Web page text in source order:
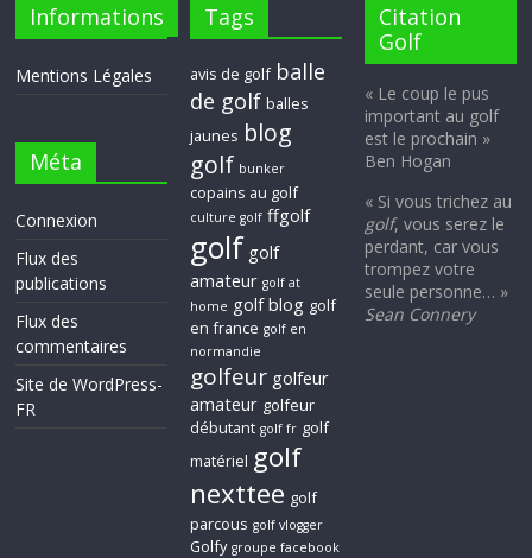
Informations
Mentions Légales
Méta
Connexion
Flux des
publications
Flux des
commentaires
Site de WordPress-
FR
Tags
avis de golf balle
de golf balles
jaunes blog
golf bunker
copains au golf
culture golf ffgolf
golf golf
amateur golf at
home golf blog golf
en france golf en
normandie
golfeur golfeur
amateur golfeur
débutant golf fr golf
matériel golf
nexttee golf
parcous golf vlogger
Golfy groupe facebook
Citation
Golf
« Le coup le pus
important au golf
est le prochain »
Ben Hogan
« Si vous trichez au
golf, vous serez le
perdant, car vous
trompez votre
seule personne… »
Sean Connery